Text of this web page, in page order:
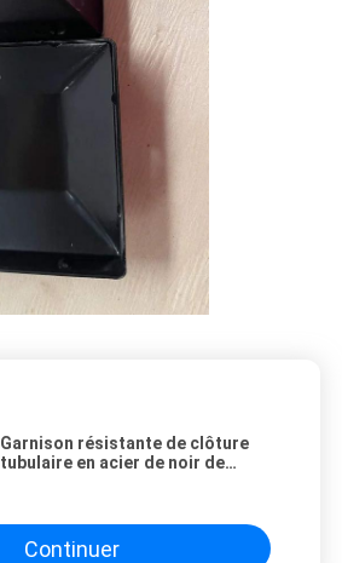
Garnison résistante de clôture
tubulaire en acier de noir de
Continuer